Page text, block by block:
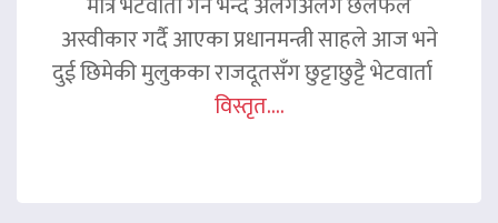
अस्वीकार गर्दै आएका प्रधानमन्त्री साहले आज भने
दुई छिमेकी मुलुकका राजदूतसँग छुट्टाछुट्टै भेटवार्ता
विस्तृत....